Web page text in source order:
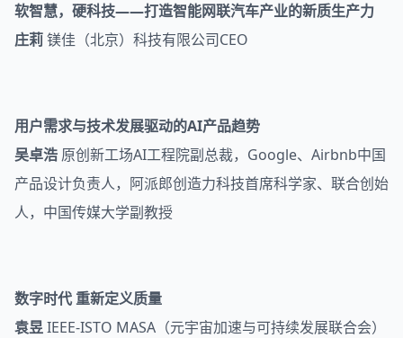
软智慧，硬科技——打造智能网联汽车产业的新质生产力
庄莉镁佳（北京）科技有限公司CEO
用户需求与技术发展驱动的AI产品趋势
吴卓浩 原创新工场AI工程院副总裁，Google、Airbnb中国
产品设计负责人，阿派郎创造力科技首席科学家、联合创始
人，中国传媒大学副教授
数字时代 重新定义质量
袁昱IEEE-ISTO MASA（元宇宙加速与可持续发展联合会）